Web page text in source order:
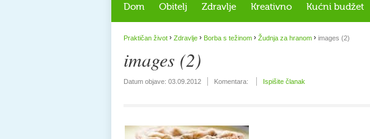
Dom Obitelj Zdravlje Kreativno Kućni budžet
Praktičan život › Zdravlje › Borba s težinom › Žudnja za hranom › images (2)
images (2)
Datum objave: 03.09.2012 Komentara: Ispišite članak